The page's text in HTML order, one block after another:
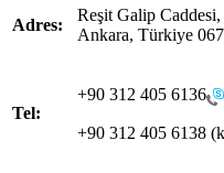
Adres:
Reşit Galip
Ankara, Türkiye
Tel:
+90 312 405 6136
+90 312 405 6138